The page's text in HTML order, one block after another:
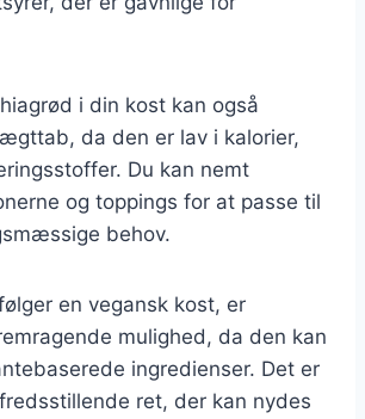
i din kost kan også
da den er lav i kalorier,
Du kan nemt
og toppings for at passe til
behov.
en vegansk kost, er
mulighed, da den kan
ingredienser. Det er
ret, der kan nydes